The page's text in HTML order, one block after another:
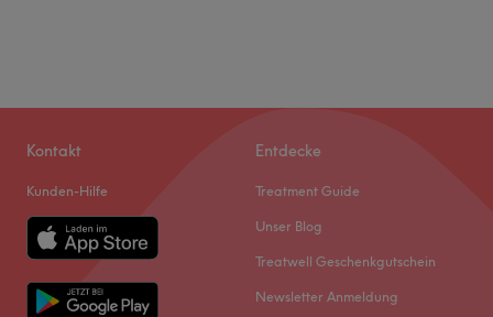
Kontakt
Kunden-Hilfe
Entdecke
Treatment Guide
Unser Blog
Treatwell Geschenkgutschein
Newsletter Anmeldung